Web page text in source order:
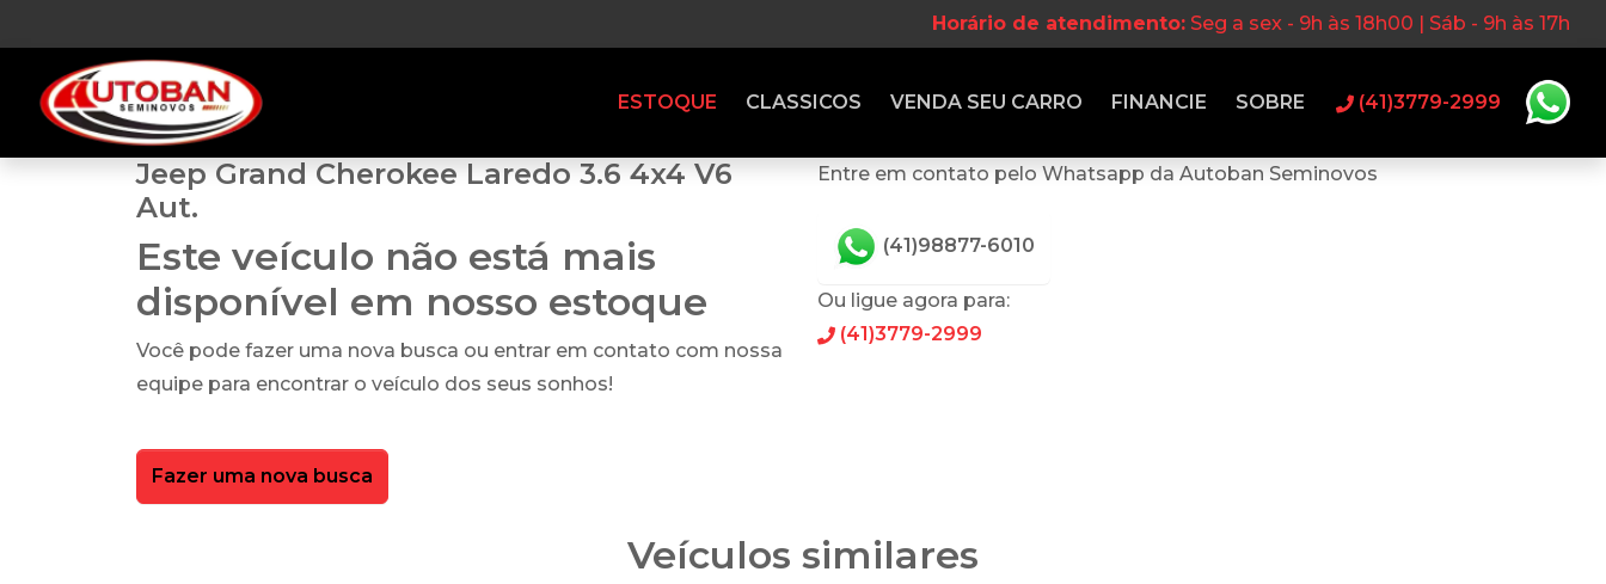
Horário de atendimento: Seg a sex - 9h às 18h00 | Sáb - 9h às 17h
ESTOQUE CLASSICOS VENDA SEU CARRO FINANCIE SOBRE (41)3779-2999
Jeep Grand Cherokee Laredo 3.6 4x4 V6
Aut.
Este veículo não está mais
disponível em nosso estoque
Você pode fazer uma nova busca ou entrar em contato com nossa
equipe para encontrar o veículo dos seus sonhos!
Fazer uma nova busca
Entre em contato pelo Whatsapp da Autoban Seminovos
(41)98877-6010
Ou ligue agora para:
(41)3779-2999
Veículos similares